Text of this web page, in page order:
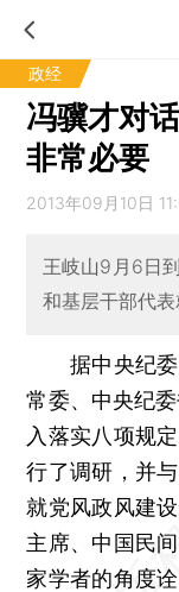
政经
冯骥才对
非常必要
2013年09月10日
王岐山9月6日
和基层干部代
据中央纪委
常委、中央纪
入落实八项规
行了调研，并
就党风政风建
主席、中国民
家学者的角度